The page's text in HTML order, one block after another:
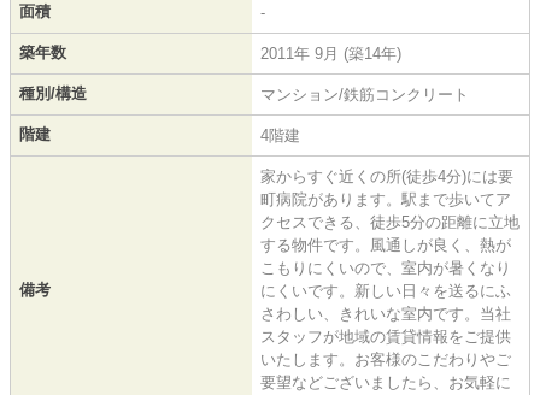
面積 -
築年数 2011年 9月 (築14年)
種別/構造 マンション/鉄筋コンクリート
階建 4階建
備考
家からすぐ近くの所(徒歩4分)には要
町病院があります。駅まで歩いてア
クセスできる、徒歩5分の距離に立地
する物件です。風通しが良く、熱が
こもりにくいので、室内が暑くなり
にくいです。新しい日々を送るにふ
さわしい、きれいな室内です。当社
スタッフが地域の賃貸情報をご提供
いたします。お客様のこだわりやご
要望などございましたら、お気軽に